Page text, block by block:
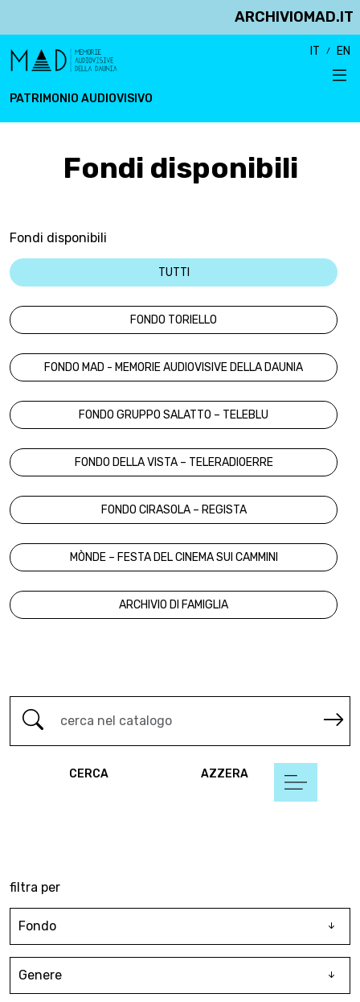
ARCHIVIOMAD.IT
PATRIMONIO AUDIOVISIVO
IT EN
Fondi disponibili
Fondi disponibili
TUTTI
FONDO TORIELLO
FONDO MAD - MEMORIE AUDIOVISIVE DELLA DAUNIA
FONDO GRUPPO SALATTO – TELEBLU
FONDO DELLA VISTA – TELERADIOERRE
FONDO CIRASOLA – REGISTA
MÒNDE – FESTA DEL CINEMA SUI CAMMINI
ARCHIVIO DI FAMIGLIA
CERCA AZZERA
filtra per
Fondo
Genere